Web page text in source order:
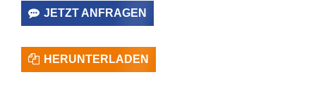
JETZT ANFRAGEN
HERUNTERLADEN